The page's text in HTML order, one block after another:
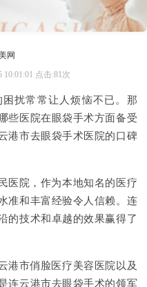
网
10:01:01 点击:81次
扰常常让人烦恼不已。那
些医院在眼袋手术方面备受
港市去眼袋手术医院的口碑
医院，作为本地知名的医疗
准和丰富经验令人信赖。连
的技术和卓越的效果赢得了
港市俏脸医疗美容医院以及
连云港市去眼袋手术的领军